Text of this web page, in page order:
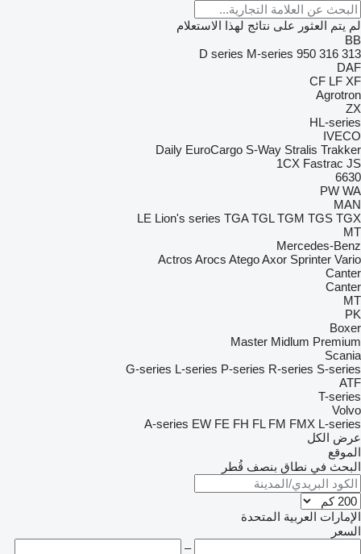
لم يتم العثور على نتائج لهذا الاستعلام
BB
313
316
950
D series M-series
DAF
CF LF XF
Agrotron
ZX
HL-series
IVECO
Daily EuroCargo S-Way Stralis Trakker
1CX Fastrac JS
6630
PW WA
MAN
LE Lion's series TGA TGL TGM TGS TGX
MT
Mercedes-Benz
Actros Arocs AtegoAxor Sprinter Vario
Canter
Canter
MT
PK
Boxer
Master Midlum Premium
Scania
G-series L-series P-series R-series S-series
ATF
T-series
Volvo
A-series EW FE FH FL FM FMX L-series
عرض الكل
الموقع
البحث في نطاق بنصف قُطر
الإمارات العربية المتحدة
السعر
–